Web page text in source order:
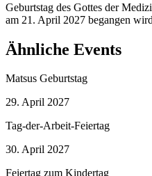
Geburtstag des Gottes der
am 21. April 2027 begangen
Ähnliche Events
Matsus Geburtstag
29. April 2027
Tag-der-Arbeit-Feiertag
30. April 2027
Feiertag zum Kindertag